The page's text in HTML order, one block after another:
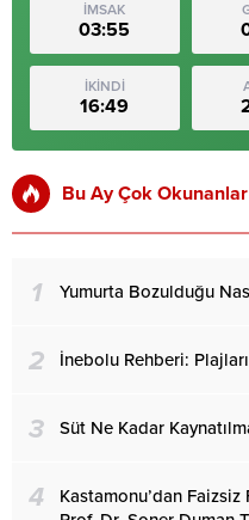
İMSAK
03:55
İKİNDİ
16:49
Bu Ay Çok Okunanlar
1 Yumurta Bozulduğu
2 İnebolu Rehberi:
3 Süt Ne Kadar
4
Kastamonu’dan